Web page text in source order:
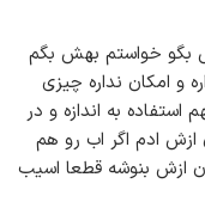
بگو خواستم بهش بگم
و امکان نداره چیزی
به اندازه و در
ادم اگر اب رو هم
ازش بنوشه قطعا اسیب